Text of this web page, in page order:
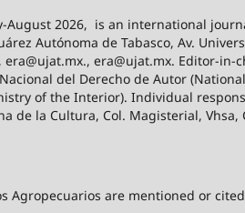
August 2026, is an international
Autónoma de Tabasco, Av.
era@ujat.mx., era@ujat.mx. Editor-in-
del Derecho de Autor (National
of the Interior). Individual
de la Cultura, Col. Magisterial, Vhsa,
Agropecuarios are mentioned or